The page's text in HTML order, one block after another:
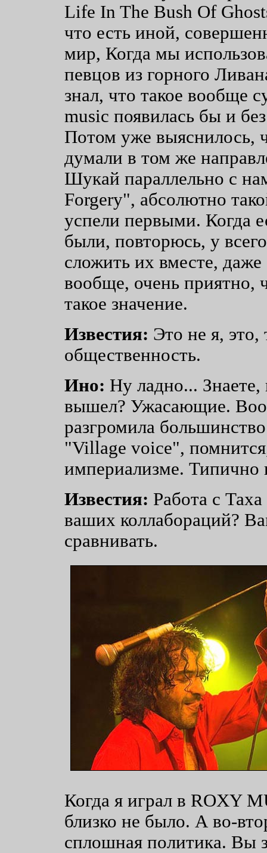
Lifе In The Bush Of
что есть иной,
мир, Когда мы
певцов из горного
знал, что такое вообще
music появилась бы и
Потом уже выяснилось,
думали в том же
Шукай параллельно с
Forgery", абсолютно
успели первыми. Когда
были, повторюсь, у
сложить их вместе,
вообще, очень приятно,
такое значение.
Известия: Это не я, это,
общественность.
Ино: Ну ладно... Знаете,
вышел? Ужасающие.
разгромила
"Village voice",
империализме. Типично
Известия: Работа с
ваших коллабораций?
сравнивать.
Когда я играл в ROXY
близко не было. А во-
сплошная политика. Вы